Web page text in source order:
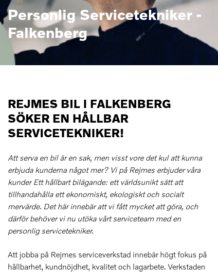
Personlig Servicetekniker -
Falkenberg
REJMES BIL I FALKENBERG
SÖKER EN HÅLLBAR
SERVICETEKNIKER!
Att serva en bil är en sak, men visst vore det kul att kunna
erbjuda kunderna något mer? Vi på Rejmes erbjuder våra
kunder Ett hållbart bilägande: ett världsunikt sätt att
tillhandahålla ett ekonomiskt, ekologiskt och socialt
mervärde. Det här innebär att vi fått mycket att göra, och
därför behöver vi nu utöka vårt serviceteam med en
personlig servicetekniker.
Att jobba på Rejmes serviceverkstad innebär högt fokus på
hållbarhet, kundnöjdhet, kvalitet och lagarbete. Verkstaden